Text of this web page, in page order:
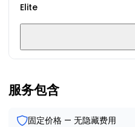
Elite
服务包含
固定价格 — 无隐藏费用